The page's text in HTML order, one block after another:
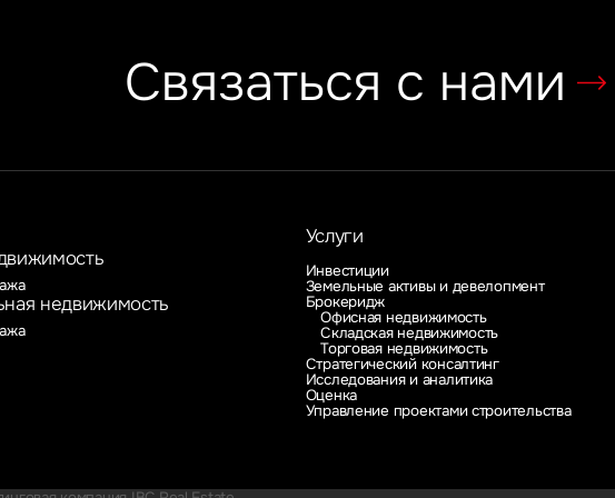
Связаться с нами
недвижимость
Услуги
Инвестиции
Земельные активы и девелопмент
Брокеридж
Офисная недвижимость
Складская недвижимость
Торговая недвижимость
Стратегический консалтинг
Исследования и аналитика
Оценка
Управление проектами строительства